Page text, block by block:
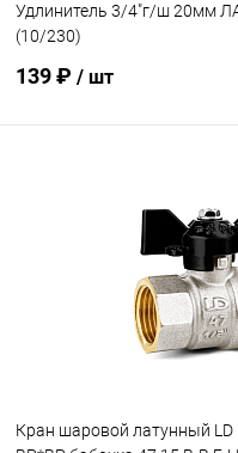
Удлинитель 3/4"г/ш 20мм
(10/230)
139 ₽ / шт
Купить в 1 клик
Кран шаровой латунный LD